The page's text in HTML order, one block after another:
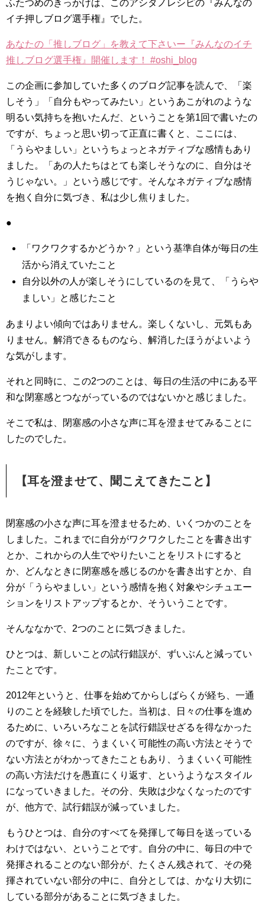
ふたつめのきっかけは、このアシタノレシピの『みんなの
イチ押しブログ選手権』でした。
あなたの「推しブログ」を教えて下さいー『みんなのイチ
推しブログ選手権』開催します！ #oshi_blog
この企画に参加していた多くのブログ記事を読んで、「楽
しそう」「自分もやってみたい」というあこがれのような
明るい気持ちを抱いたんだ、ということを第1回で書いたの
ですが、ちょっと思い切って正直に書くと、ここには、
「うらやましい」というちょっとネガティブな感情もあり
ました。「あの人たちはとても楽しそうなのに、自分はそ
うじゃない。」という感じです。そんなネガティブな感情
を抱く自分に気づき、私は少し焦りました。
●
「ワクワクするかどうか？」という基準自体が毎日の生
活から消えていたこと
自分以外の人が楽しそうにしているのを見て、「うらや
ましい」と感じたこと
あまりよい傾向ではありません。楽しくないし、元気もあ
りません。解消できるものなら、解消したほうがよいよう
な気がします。
それと同時に、この2つのことは、毎日の生活の中にある平
和な閉塞感とつながっているのではないかと感じました。
そこで私は、閉塞感の小さな声に耳を澄ませてみることに
したのでした。
【耳を澄ませて、聞こえてきたこと】
閉塞感の小さな声に耳を澄ませるため、いくつかのことを
しました。これまでに自分がワクワクしたことを書き出す
とか、これからの人生でやりたいことをリストにすると
か、どんなときに閉塞感を感じるのかを書き出すとか、自
分が「うらやましい」という感情を抱く対象やシチュエー
ションをリストアップするとか、そういうことです。
そんななかで、2つのことに気づきました。
ひとつは、新しいことの試行錯誤が、ずいぶんと減ってい
たことです。
2012年というと、仕事を始めてからしばらくが経ち、一通
りのことを経験した頃でした。当初は、日々の仕事を進め
るために、いろいろなことを試行錯誤せざるを得なかった
のですが、徐々に、うまくいく可能性の高い方法とそうで
ない方法とがわかってきたこともあり、うまくいく可能性
の高い方法だけを愚直にくり返す、というようなスタイル
になっていきました。その分、失敗は少なくなったのです
が、他方で、試行錯誤が減っていました。
もうひとつは、自分のすべてを発揮して毎日を送っている
わけではない、ということです。自分の中に、毎日の中で
発揮されることのない部分が、たくさん残されて、その発
揮されていない部分の中に、自分としては、かなり大切に
している部分があることに気づきました。